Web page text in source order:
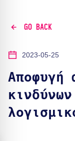
GO BACK
2023-05-25
Αποφυγή